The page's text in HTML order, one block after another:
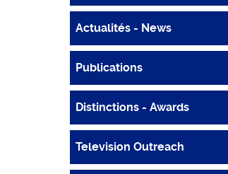
Actualités - News
Publications
Distinctions - Awards
Television Outreach